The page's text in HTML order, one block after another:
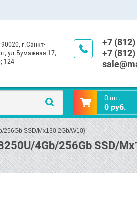
+7
+7
г.Санкт-
ул.Бумажная 17,
124
0 шт.
0 руб.
256Gb SSD/Mx130 2Gb/W10}
4Gb/256Gb SSD/